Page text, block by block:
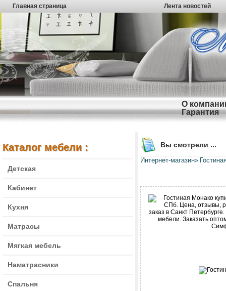
Главная страница Лента новостей
О
Гарантия
Каталог мебели :
Детская
Кабинет
Кухня
Матрасы
Мягкая мебель
Наматрасники
Спальня
Вы смотрели ...
Интернет-магазин»